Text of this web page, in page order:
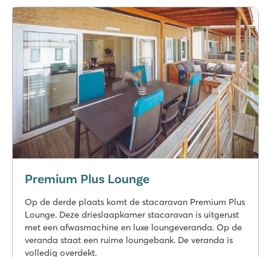
Nederland - - Gelderland - Winterswijk
★ ★ ★
Zowel binnen- als buitenzwembad met glijbanen
Themapark Bommelwereld op slechts 20 autominuten rijden!
Gelegen in het Nationaal Landschap Winterswijk
Vakantiepark Ackersate
Vakantiepark Ackersate
Nederland - - Gelderland - Voorthuizen
★ ★ ★
★
Binnen- en buitenzwembad én nieuw waterspeeltoestel in
Divers animatieprogramma voor jong en oud
Geweldige 5-sterrencamping op de Veluwe
Mayotte Vacances
Mayotte Vacances
Frankrijk - Zuid-Frankrijk - Les Landes - Biscarrosse
Premium Plus Lounge
Op de derde plaats komt de stacaravan Premium Plus
Lounge. Deze drieslaapkamer stacaravan is uitgerust
met een afwasmachine en luxe loungeveranda. Op de
veranda staat een ruime loungebank. De veranda is
volledig overdekt.